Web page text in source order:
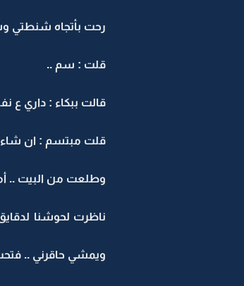
رحت بأتجاه شنطتي
قلت : سم ..
قالت ببكاء : داري
قلت مبتسم : ان شاء
وطلعت من البيت ..
ناظرت لحوشنا
ويمشي حاقرني ..